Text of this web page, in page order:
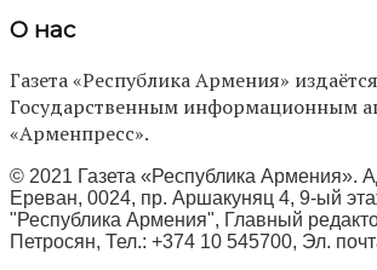
О нас
Газета «Республика Армения»
Государственным информационным
«Арменпресс».
© 2021 Газета «Республика Армения».
Ереван, 0024, пр. Аршакуняц 4, 9-ый
"Республика Армения", Главный
Петросян, Тел.: +374 10 545700, Эл.